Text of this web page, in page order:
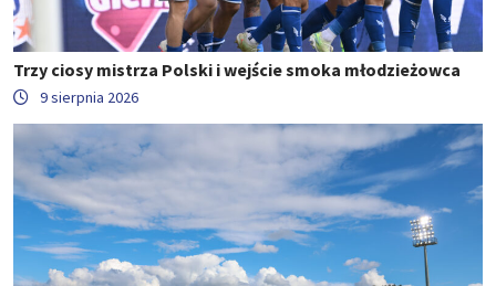
Trzy ciosy mistrza Polski i wejście smoka młodzieżowca
9 sierpnia 2026